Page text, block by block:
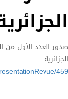
صدور العدد الأول من
الجزائرية
459